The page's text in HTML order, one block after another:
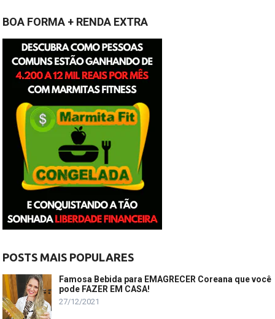
BOA FORMA + RENDA EXTRA
POSTS MAIS POPULARES
Famosa Bebida para EMAGRECER Coreana que você
pode FAZER EM CASA!
27/12/2021